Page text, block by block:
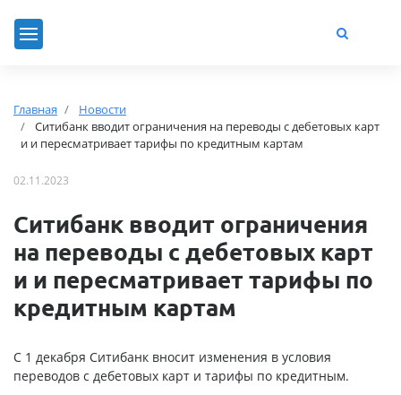
Главная
Новости
Ситибанк вводит ограничения на переводы с дебетовых карт
и и пересматривает тарифы по кредитным картам
02.11.2023
Ситибанк вводит ограничения
на переводы с дебетовых карт
и и пересматривает тарифы по
кредитным картам
C 1 декабря Ситибанк вносит изменения в условия
переводов с дебетовых карт и тарифы по кредитным.